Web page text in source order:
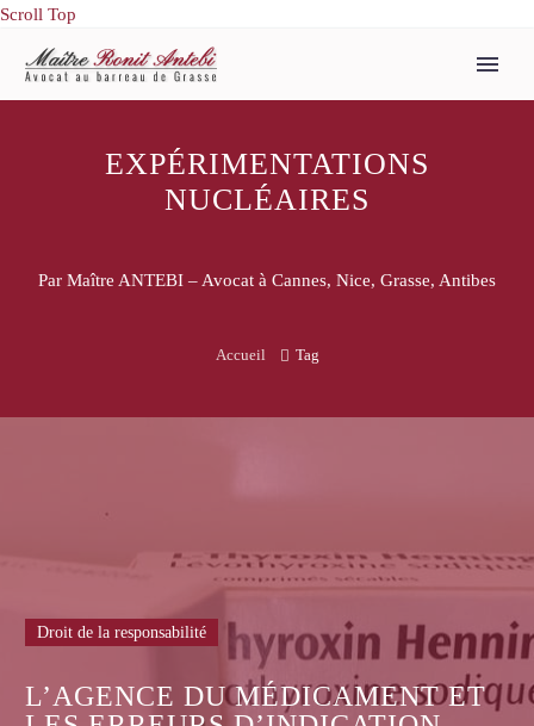
Scroll Top
EXPÉRIMENTATIONS
NUCLÉAIRES
Par Maître ANTEBI – Avocat à Cannes, Nice, Grasse, Antibes
Accueil Tag
Droit de la responsabilité
RISQUES NUCLÉAIRES NON
ACCIDENTELS ET
DE LA LÉGISLATION